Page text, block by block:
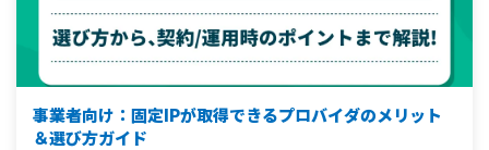
事業者向け：固定IPが取得できるプロバイダのメリット
＆選び方ガイド